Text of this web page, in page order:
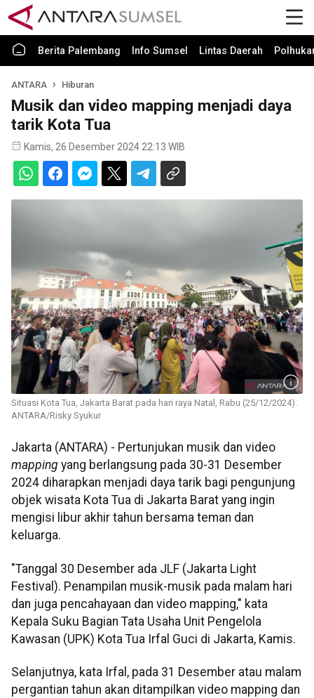
Berita Palembang Info Sumsel Lintas Daerah
ANTARA Hiburan
Musik dan video mapping menjadi daya
tarik Kota Tua
Kamis, 26 Desember 2024 22:13 WIB
Situasi Kota Tua, Jakarta Barat pada hari raya Natal, Rabu (25/12/2024).
ANTARA/Risky Syukur
Jakarta (ANTARA) - Pertunjukan musik dan video
mapping yang berlangsung pada 30-31 Desember
2024 diharapkan menjadi daya tarik bagi pengunjung
objek wisata Kota Tua di Jakarta Barat yang ingin
mengisi libur akhir tahun bersama teman dan
keluarga.
"Tanggal 30 Desember ada JLF (Jakarta Light
Festival). Penampilan musik-musik pada malam hari
dan juga pencahayaan dan video mapping," kata
Kepala Suku Bagian Tata Usaha Unit Pengelola
Kawasan (UPK) Kota Tua Irfal Guci di Jakarta, Kamis.
Selanjutnya, kata Irfal, pada 31 Desember atau malam
pergantian tahun akan ditampilkan video mapping dan